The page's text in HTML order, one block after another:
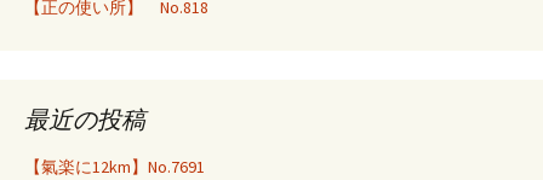
【正の使い所】 No.818
最近の投稿
【氣楽に12km】No.7691